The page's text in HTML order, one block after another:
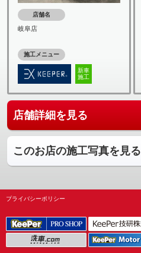
店舗名
岐阜店
施工メニュー
新車
施工
店舗詳細を見る
このお店の施工写真を見る
プライバシーポリシー